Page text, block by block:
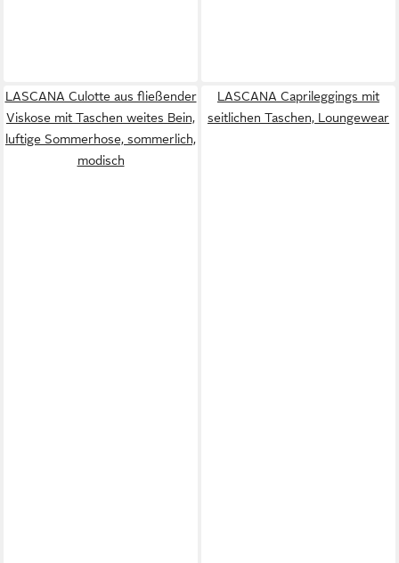
LASCANA Culotte aus fließender
Viskose mit Taschen weites Bein,
luftige Sommerhose, sommerlich,
modisch
LASCANA Caprileggings mit
seitlichen Taschen, Loungewear